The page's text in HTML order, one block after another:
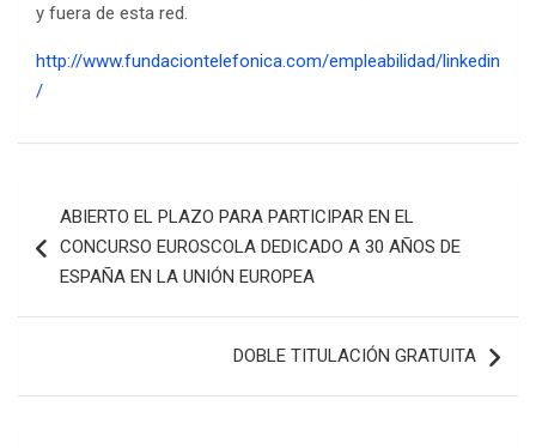
y fuera de esta red.
http://www.fundaciontelefonica.com/empleabilidad/linkedin
/
de
entradas
ABIERTO EL PLAZO PARA PARTICIPAR EN EL
CONCURSO EUROSCOLA DEDICADO A 30 AÑOS DE
ESPAÑA EN LA UNIÓN EUROPEA
DOBLE TITULACIÓN GRATUITA